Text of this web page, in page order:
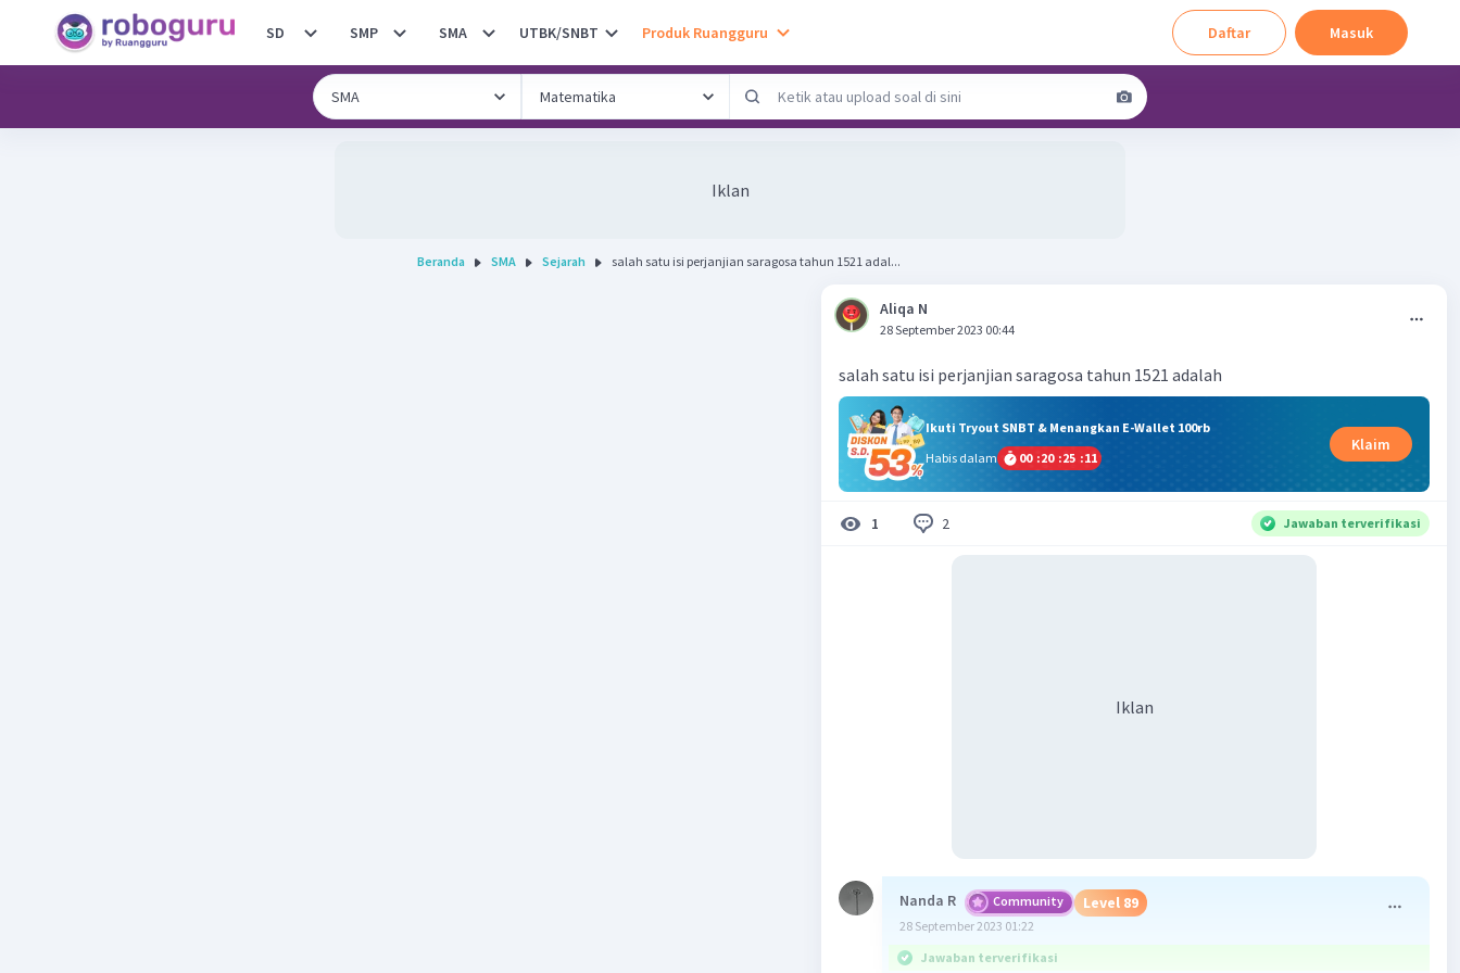
SD SMP SMA UTBK/SNBT Produk Ruangguru Daftar Masuk
Iklan
Beranda SMA Sejarah salah satu isi perjanjian saragosa tahun 1521 adal...
Aliqa N
28 September 2023 00:44
salah satu isi perjanjian saragosa tahun 1521 adalah
Ikuti Tryout SNBT & Menangkan E-Wallet 100rb
Habis dalam
00 :20 :25 :10
Klaim
1 2 Jawaban terverifikasi
Iklan
Nanda R Community Level 89
28 September 2023 01:22
Jawaban terverifikasi